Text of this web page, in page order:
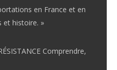
en France et en
et histoire. »
Comprendre,